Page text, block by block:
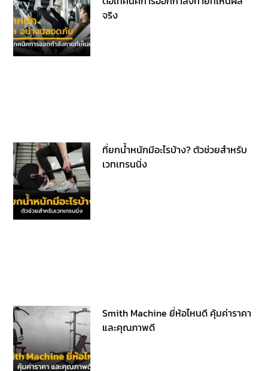
จริง
ที่ยกน้ำหนักมีอะไรบ้าง? ตัวช่วยสำหรับ
เวทเทรนนิ่ง
Smith Machine ยี่ห้อไหนดี คุ้มค่าราคา
และคุณภาพดี